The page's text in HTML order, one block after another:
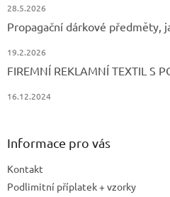
28.5.2026
Propagační dárkové předměty,
19.2.2026
FIREMNÍ REKLAMNÍ TEXTIL S
16.12.2024
Informace pro vás
Kontakt
Podlimitní příplatek + vzorky